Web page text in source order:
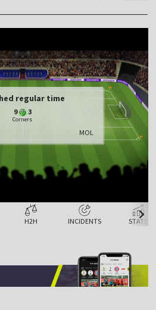
H2H INCIDENTS STATS
regular time
9 3
Corners
MOL